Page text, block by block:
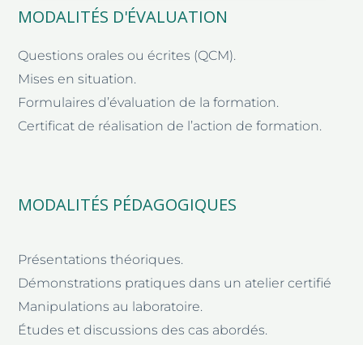
MODALITÉS D'ÉVALUATION
Questions orales ou écrites (QCM).
Mises en situation.
Formulaires d’évaluation de la formation.
Certificat de réalisation de l’action de formation.
MODALITÉS PÉDAGOGIQUES
Présentations théoriques.
Démonstrations pratiques dans un atelier certifié
Manipulations au laboratoire.
Études et discussions des cas abordés.